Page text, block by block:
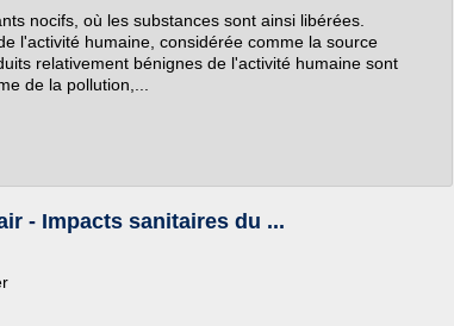
nocifs, où les substances sont ainsi libérées.
l'activité humaine, considérée comme la source
relativement bénignes de l'activité humaine sont
de la pollution,...
- Impacts sanitaires du ...